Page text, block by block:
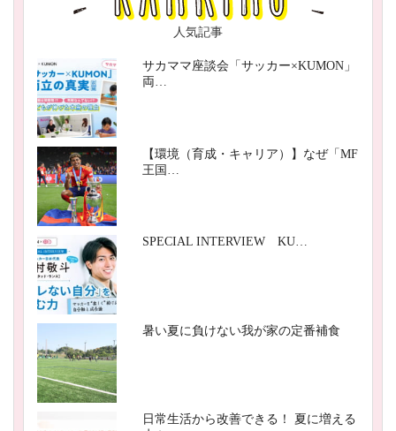
人気記事
サカママ座談会「サッカー×KUMON」
両…
【環境（育成・キャリア）】なぜ「MF
王国…
SPECIAL INTERVIEW KU…
暑い夏に負けない我が家の定番補食
日常生活から改善できる！ 夏に増える